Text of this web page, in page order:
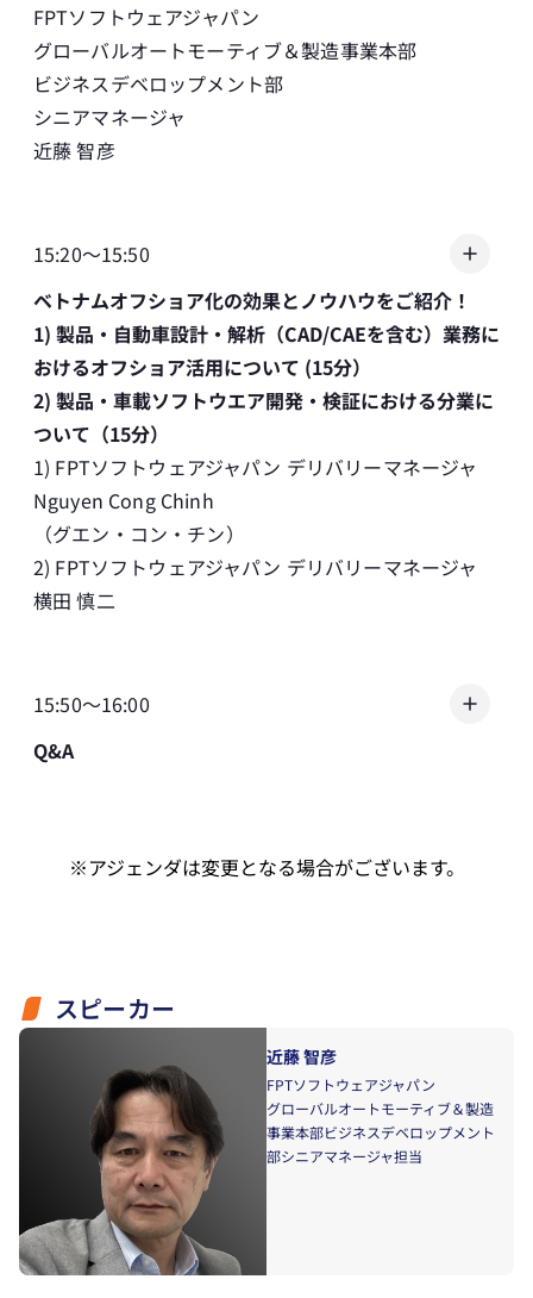
FPTソフトウェアジャパン
グローバルオートモーティブ＆製造事業本部
ビジネスデベロップメント部
シニアマネージャ
近藤 智彦
15:20～15:50
ベトナムオフショア化の効果とノウハウをご紹介！
1) 製品・自動車設計・解析（CAD/CAEを含む）業務に
おけるオフショア活用について (15分）
2) 製品・車載ソフトウエア開発・検証における分業に
ついて（15分）
1) FPTソフトウェアジャパン デリバリーマネージャ
Nguyen Cong Chinh
（グエン・コン・チン）
2) FPTソフトウェアジャパン デリバリーマネージャ
横田 慎二
15:50～16:00
Q&A
※アジェンダは変更となる場合がございます。
スピーカー
近藤 智彦
FPTソフトウェアジャパン
グローバルオートモーティブ＆製造
事業本部ビジネスデベロップメント
部シニアマネージャ担当